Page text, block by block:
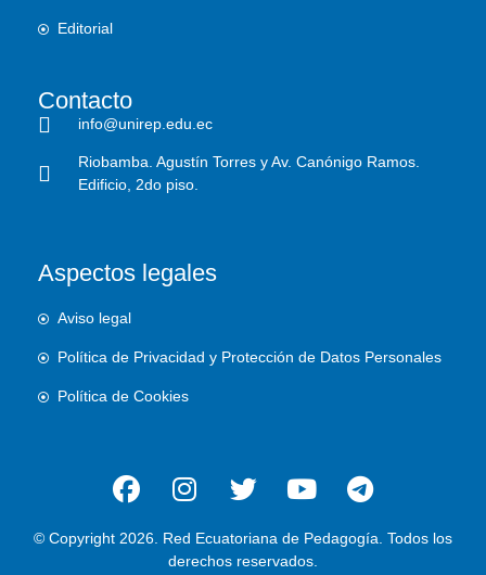
Editorial
Contacto
info@unirep.edu.ec
Riobamba. Agustín Torres y Av. Canónigo Ramos.
Edificio, 2do piso.
Aspectos legales
Aviso legal
Política de Privacidad y Protección de Datos Personales
Política de Cookies
© Copyright 2026. Red Ecuatoriana de Pedagogía. Todos los
derechos reservados.